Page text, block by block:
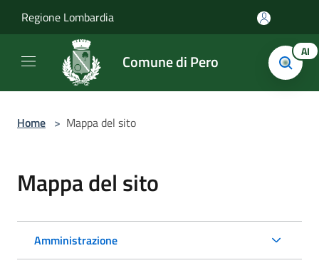
Regione Lombardia
Comune di Pero AI
Home > Mappa del sito
Mappa del sito
Amministrazione